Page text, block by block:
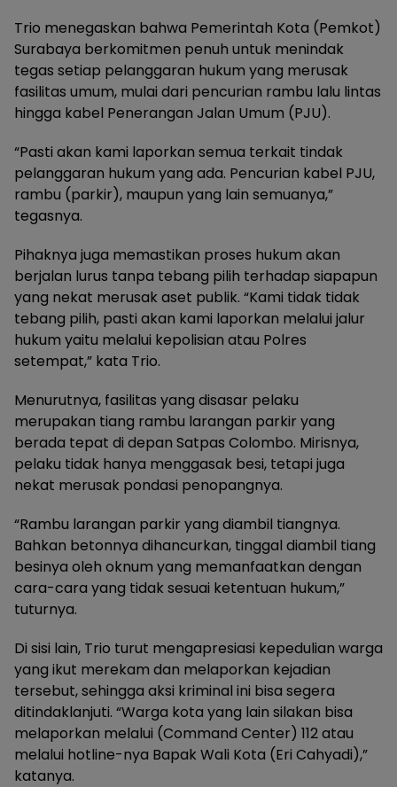
Trio menegaskan bahwa Pemerintah Kota (Pemkot)
Surabaya berkomitmen penuh untuk menindak
tegas setiap pelanggaran hukum yang merusak
fasilitas umum, mulai dari pencurian rambu lalu lintas
hingga kabel Penerangan Jalan Umum (PJU).
“Pasti akan kami laporkan semua terkait tindak
pelanggaran hukum yang ada. Pencurian kabel PJU,
rambu (parkir), maupun yang lain semuanya,”
tegasnya.
Pihaknya juga memastikan proses hukum akan
berjalan lurus tanpa tebang pilih terhadap siapapun
yang nekat merusak aset publik. “Kami tidak tidak
tebang pilih, pasti akan kami laporkan melalui jalur
hukum yaitu melalui kepolisian atau Polres
setempat,” kata Trio.
Menurutnya, fasilitas yang disasar pelaku
merupakan tiang rambu larangan parkir yang
berada tepat di depan Satpas Colombo. Mirisnya,
pelaku tidak hanya menggasak besi, tetapi juga
nekat merusak pondasi penopangnya.
“Rambu larangan parkir yang diambil tiangnya.
Bahkan betonnya dihancurkan, tinggal diambil tiang
besinya oleh oknum yang memanfaatkan dengan
cara-cara yang tidak sesuai ketentuan hukum,”
tuturnya.
Di sisi lain, Trio turut mengapresiasi kepedulian warga
yang ikut merekam dan melaporkan kejadian
tersebut, sehingga aksi kriminal ini bisa segera
ditindaklanjuti. “Warga kota yang lain silakan bisa
melaporkan melalui (Command Center) 112 atau
melalui hotline-nya Bapak Wali Kota (Eri Cahyadi),”
katanya.